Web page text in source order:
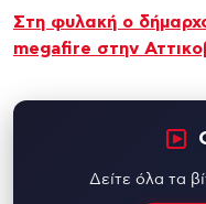
Στη φυλακή ο
megafire στην
Δείτε όλα τα